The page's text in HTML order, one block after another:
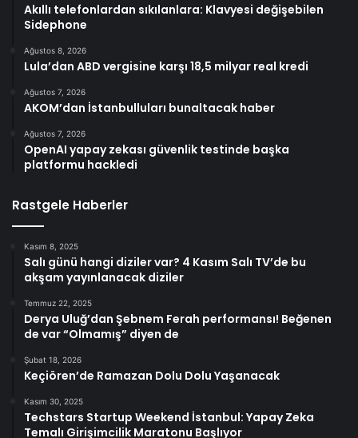
Akıllı telefonlardan sıkılanlara: Klavyesi değişebilen
Sidephone
Ağustos 8, 2026
Lula’dan ABD vergisine karşı 18,5 milyar real kredi
Ağustos 7, 2026
AKOM’dan İstanbulluları bunaltacak haber
Ağustos 7, 2026
OpenAI yapay zekası güvenlik testinde başka
platformu hackledi
Rastgele Haberler
Kasım 8, 2025
Salı günü hangi diziler var? 4 Kasım Salı TV’de bu
akşam yayınlanacak diziler
Temmuz 22, 2025
Derya Uluğ’dan Şebnem Ferah performansı! Beğenen
de var “Olmamış” diyen de
Şubat 18, 2026
Keçiören’de Ramazan Dolu Dolu Yaşanacak
Kasım 30, 2025
Techstars Startup Weekend İstanbul: Yapay Zeka
Temalı Girişimcilik Maratonu Başlıyor